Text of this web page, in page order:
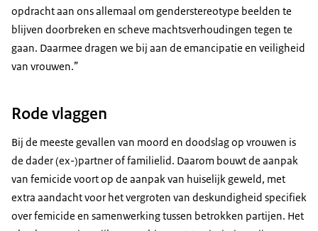
opdracht aan ons allemaal om genderstereotype beelden te
blijven doorbreken en scheve machtsverhoudingen tegen te
gaan. Daarmee dragen we bij aan de emancipatie en veiligheid
van vrouwen.”
Rode vlaggen
Bij de meeste gevallen van moord en doodslag op vrouwen is
de dader (ex-)partner of familielid. Daarom bouwt de aanpak
van femicide voort op de aanpak van huiselijk geweld, met
extra aandacht voor het vergroten van deskundigheid specifiek
over femicide en samenwerking tussen betrokken partijen. Het